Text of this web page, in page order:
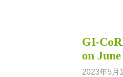
GI-
on
2023年5月